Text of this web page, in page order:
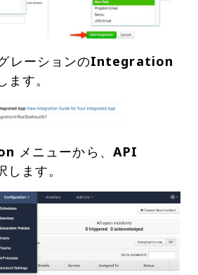
レーションのIntegration
ます。
メニューから、 API
します。